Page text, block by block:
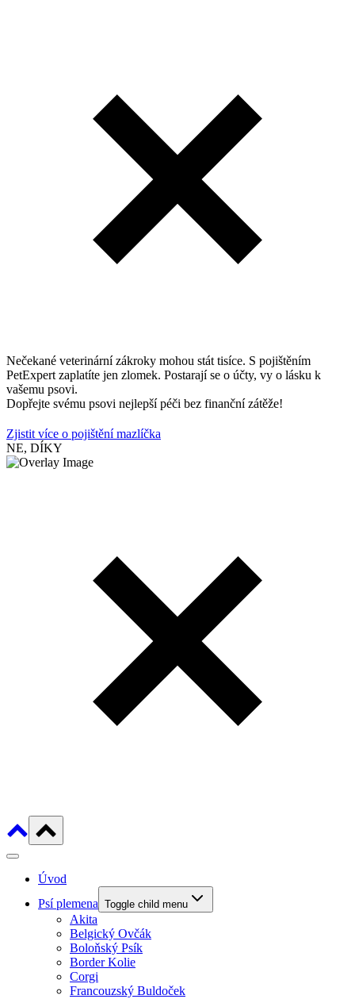
Nečekané veterinární zákroky mohou stát tisíce. S pojištěním
PetExpert zaplatíte jen zlomek. Postarají se o účty, vy o lásku k
vašemu psovi.
Dopřejte svému psovi nejlepší péči bez finanční zátěže!
Zjistit více o pojištění mazlíčka
NE, DÍKY
Úvod
Psí plemena Toggle child menu
Akita
Belgický Ovčák
Boloňský Psík
Border Kolie
Corgi
Francouzský Buldoček